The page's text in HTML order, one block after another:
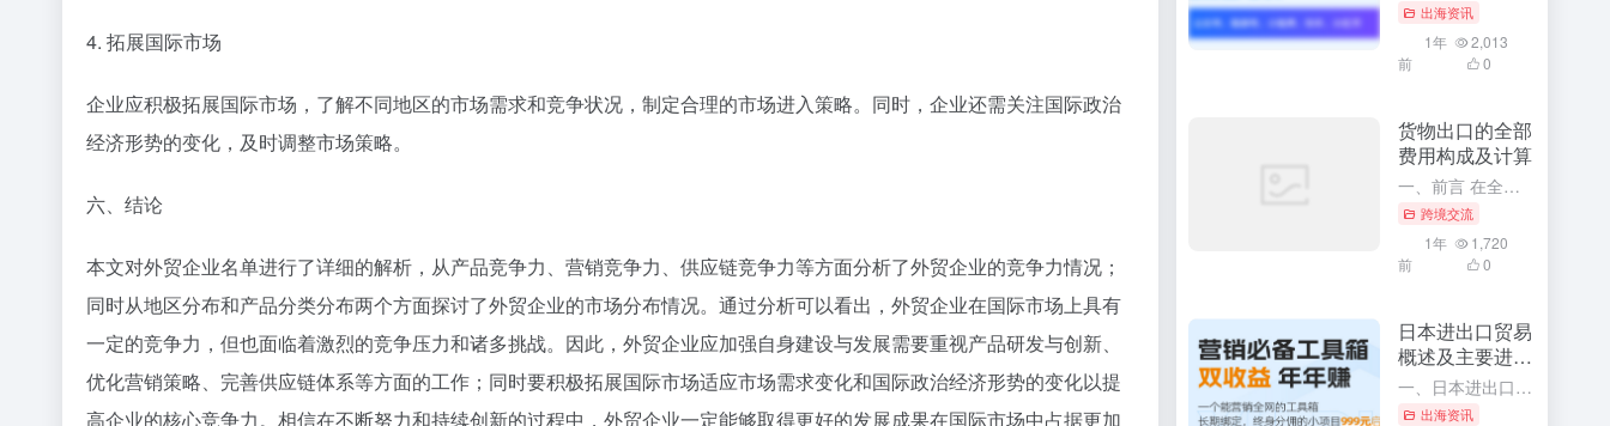
企业应制定合理的营销策略，包括产品定位、市场推广、品牌建设等方面。同时，企业还需加强与客户的沟通与互动，提高
3. 完善供应链体系
企业应建立完善的供应链体系，加强与供应商、物流公司的合作，提高供应链的响应速度和灵活性。同时，企业还需注重供
应链的风险管理，确保供应链的稳定运行。
出海资讯
1年
前
2,013
0
货物出口的全部
费用构成及计算
一、前言 在全球化的今天，货物出口已经成为了众多企业和商家开展国际贸易的主要方式。要想顺利地开展货物出口业务，必须充分了解货物出口的全部费用构成及其计算方法。这将有助于企业更精确地掌握出口成本，合理制...
跨境交流
1年
前
1,720
0
日本进出口贸易
概述及主要进出
口商品
一、日本进出口贸易概述 作为全球主要经济体之一，日本凭借其先进的技术水平、高效的工业体系以及开放的国际贸易政策，形成了丰富的国际贸易关系网络。日本在国际贸易领域有着极其重要的地位，不仅影响着周边国家甚...
出海资讯